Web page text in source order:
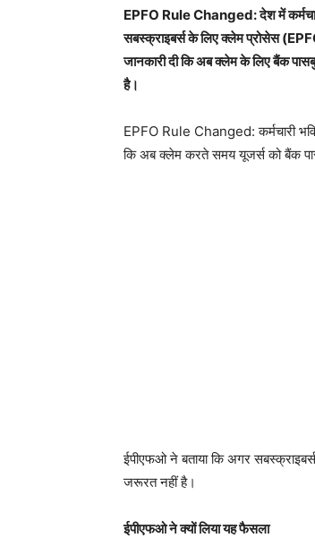
EPFO Rule Changed: देश में
सबस्क्राइबर्स के लिए क्लेम प्रोसेस
जानकारी दी कि अब क्लेम के लिए बैंक
है।
EPFO Rule Changed: कर्मचारी
कि अब क्लेम करते समय यूजर्स को बैंक
ईपीएफओ ने बताया कि अगर
जरूरत नहीं है।
ईपीएफओ ने क्यों लिया यह फैसला